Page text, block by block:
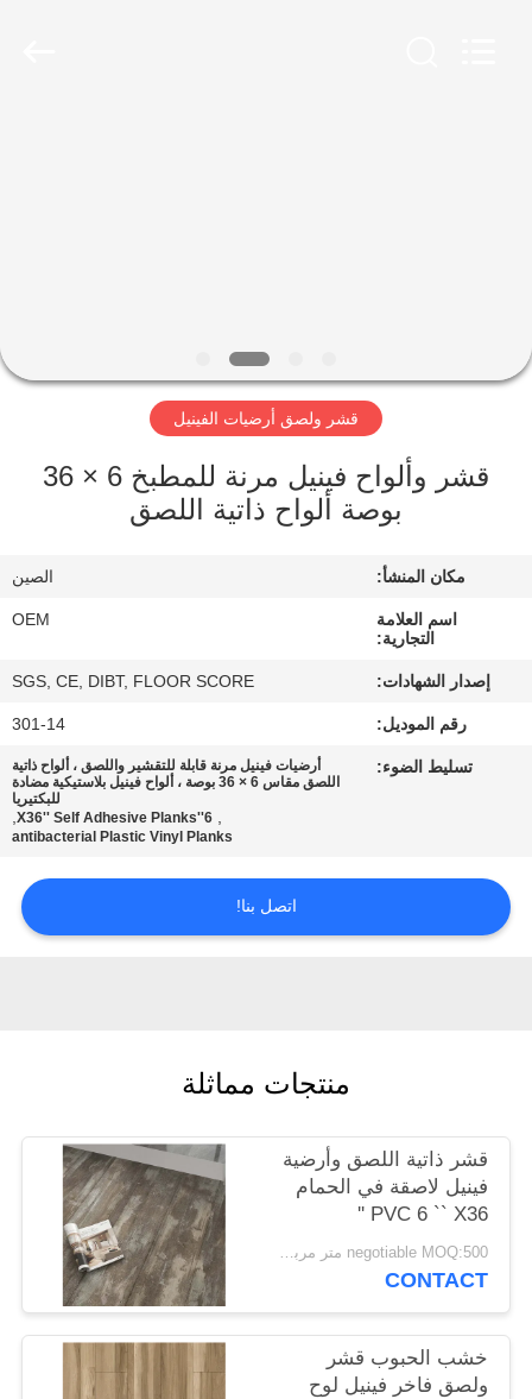
جولة
المعمل
الجودة
اتصل
اطلب
خريطة
الموقع
قشر ولصق أرضيات الفينيل
قشر وألواح فينيل مرنة للمطبخ 6 × 36
بوصة ألواح ذاتية اللصق
مكان المنشأ: الصين
اسم العلامة
التجارية:
OEM
إصدار الشهادات: SGS, CE, DIBT, FLOOR SCORE
رقم الموديل: 301-14
تسليط الضوء:
أرضيات فينيل مرنة قابلة للتقشير واللصق ، ألواح ذاتية
اللصق مقاس 6 × 36 بوصة ، ألواح فينيل بلاستيكية مضادة
للبكتيريا
,
6''X36'' Self Adhesive Planks
,
antibacterial Plastic Vinyl Planks
اتصل بنا!
منتجات مماثلة
قشر ذاتية اللصق وأرضية
فينيل لاصقة في الحمام
PVC 6 `` X36 ''
negotiable MOQ:500 متر مربع لكل لون
CONTACT
خشب الحبوب قشر
ولصق فاخر فينيل لوح